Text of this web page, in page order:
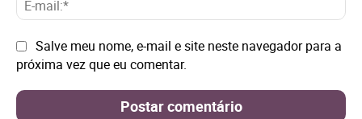
Site: Salve meu nome, e-mail e site neste navegador para a
próxima vez que eu comentar.